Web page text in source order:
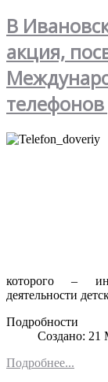
В
акция,
которого –
деятельности
Подробности
Создано: 21
Подробнее...